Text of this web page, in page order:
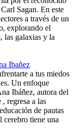
Sagan. En este
a través de un
explorando el
las galaxias y la
Ibañez
a tus miedos
Un enfoque
Ibáñez, autora del
regresa a las
de pautas
cerebro tiene una